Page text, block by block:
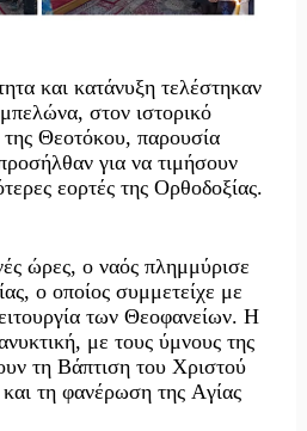
και κατάνυξη τελέστηκαν
, στον ιστορικό
Θεοτόκου, παρουσία
για να τιμήσουν
εορτές της Ορθοδοξίας.
ώρες, ο ναός πλημμύρισε
ο οποίος συμμετείχε με
των Θεοφανείων. Η
με τους ύμνους της
τη Βάπτιση του Χριστού
τη φανέρωση της Αγίας